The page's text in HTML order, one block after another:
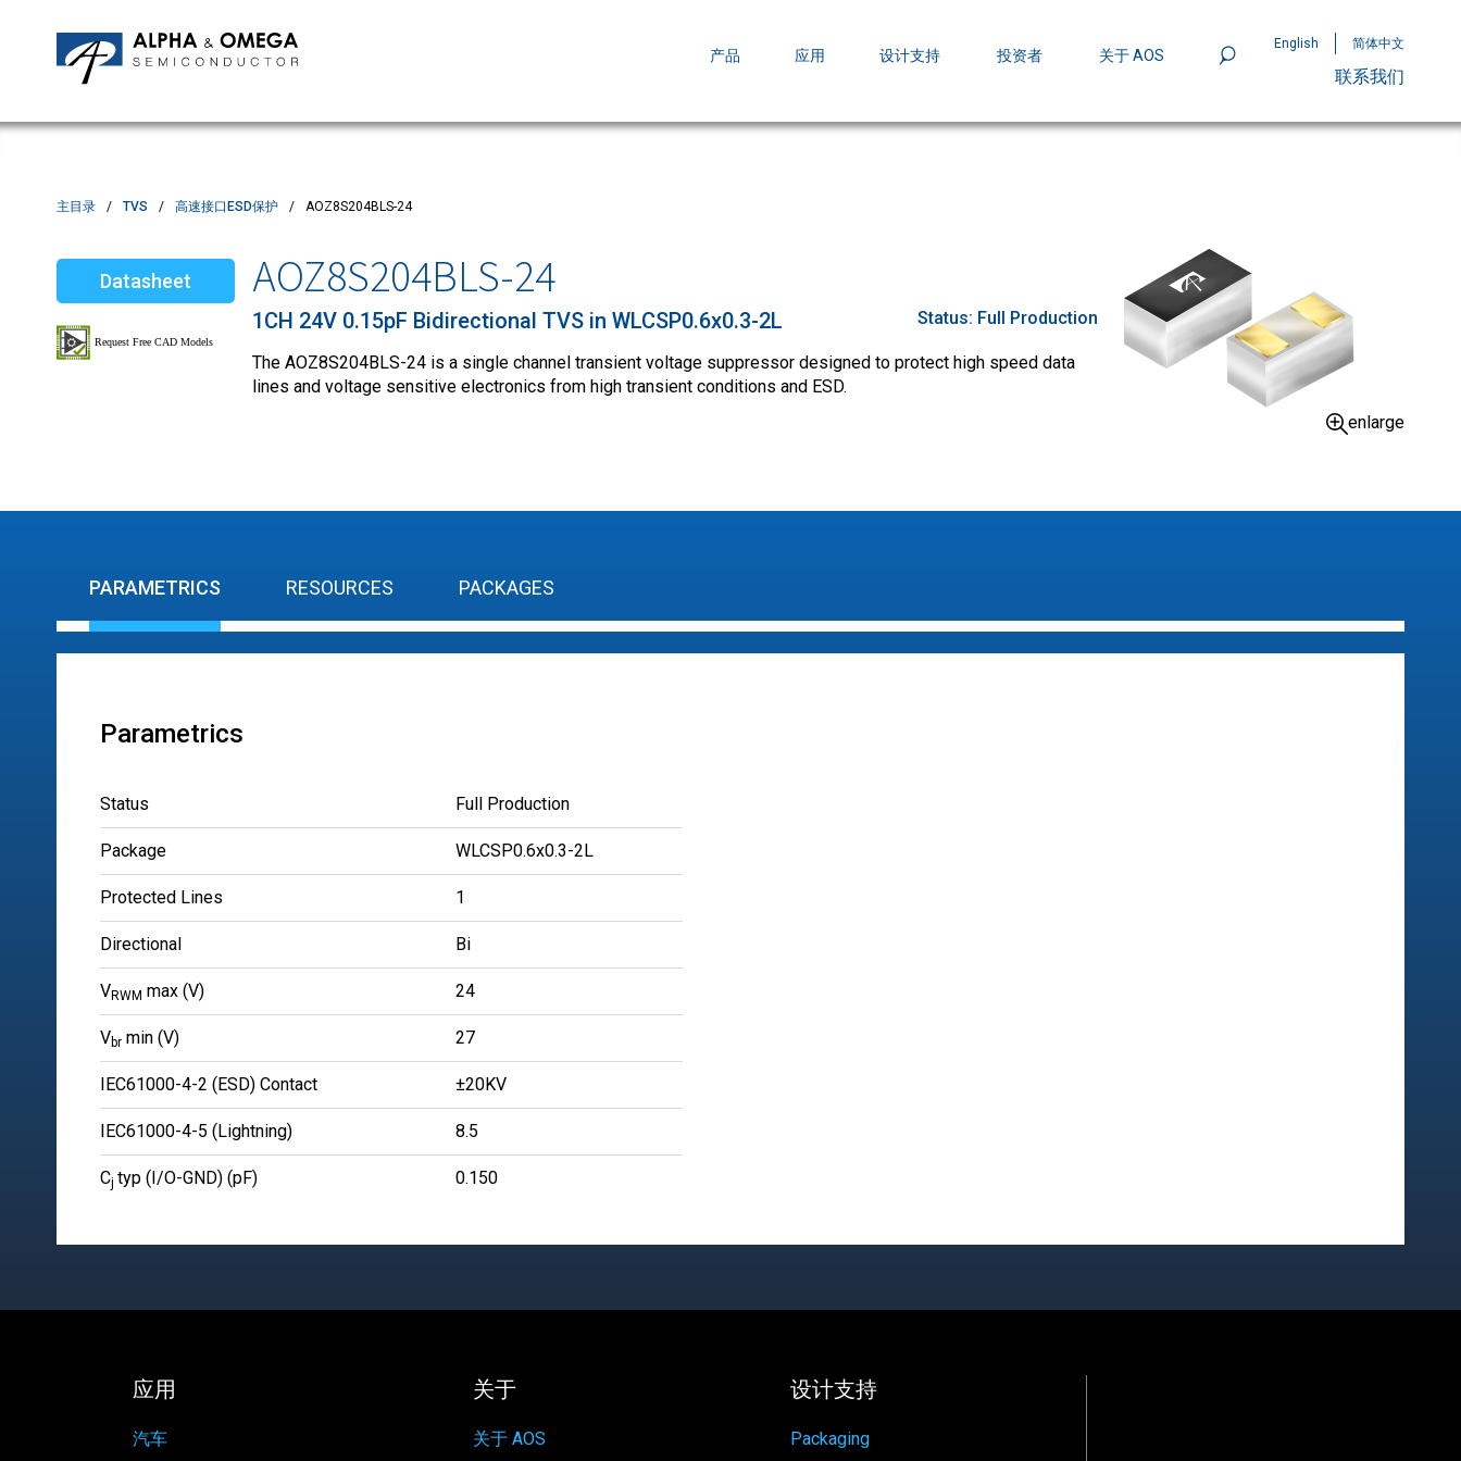
产品 应用 设计支持 投资者 关于 AOS
English 简体中文
联系我们
MOSFETs
Motor Control MCU's
TVS
AOS发布 AmpStack™ 封装：MOSFET 功率密度实现
质量与可靠性
客户满意度调查
主目录 TVS 高速接口ESD保护 AOZ8S204BLS-24
Datasheet AOZ8S204BLS-24
1CH 24V 0.15pF Bidirectional TVS in WLCSP0.6x0.3-2L Status: Full Production
The AOZ8S204BLS-24 is a single channel transient voltage suppressor designed to protect high speed data
lines and voltage sensitive electronics from high transient conditions and ESD.
enlarge
PARAMETRICS RESOURCES PACKAGES
Parametrics
Status Full Production
Package WLCSP0.6x0.3-2L
Protected Lines 1
Directional Bi
VRWM max (V) 24
Vbr min (V) 27
IEC61000-4-2 (ESD) Contact ±20KV
IEC61000-4-5 (Lightning) 8.5
Cj typ (I/O-GND) (pF) 0.150
应用
汽车
关于
关于 AOS
设计支持
Packaging